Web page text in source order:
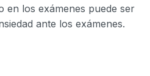
en los exámenes puede ser
ante los exámenes.